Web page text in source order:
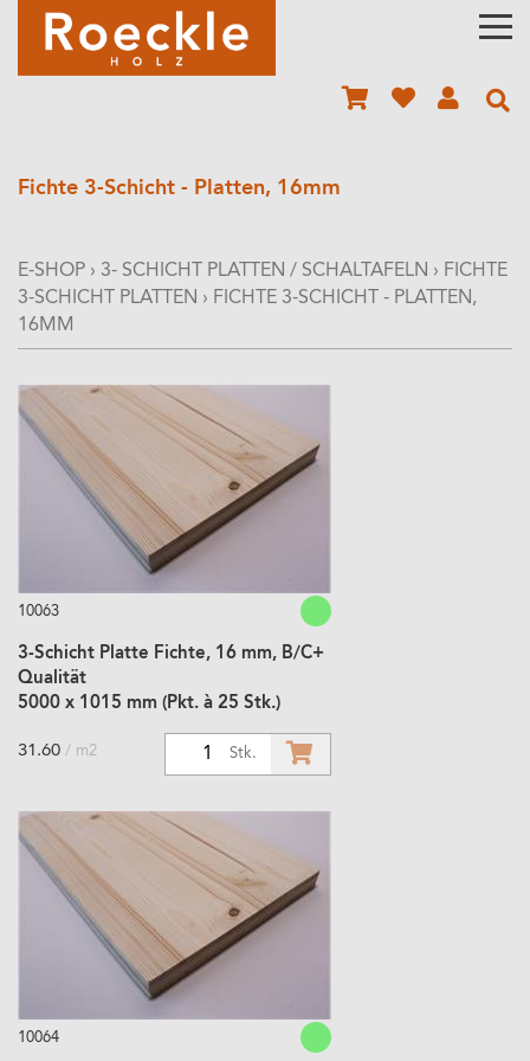
Fichte 3-Schicht - Platten, 16mm
E-SHOP › 3- SCHICHT PLATTEN / SCHALTAFELN › FICHTE
3-SCHICHT PLATTEN › FICHTE 3-SCHICHT - PLATTEN,
16MM
10063
3-Schicht Platte Fichte, 16 mm, B/C+
Qualität
5000 x 1015 mm (Pkt. à 25 Stk.)
Stk.
31.60 / m2
10064